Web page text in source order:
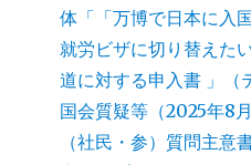
体「「万博で日本に入
就労ビザに切り替えた
道に対する申入書 」（
国会質疑等（2025年8
（社民・参）質問主意